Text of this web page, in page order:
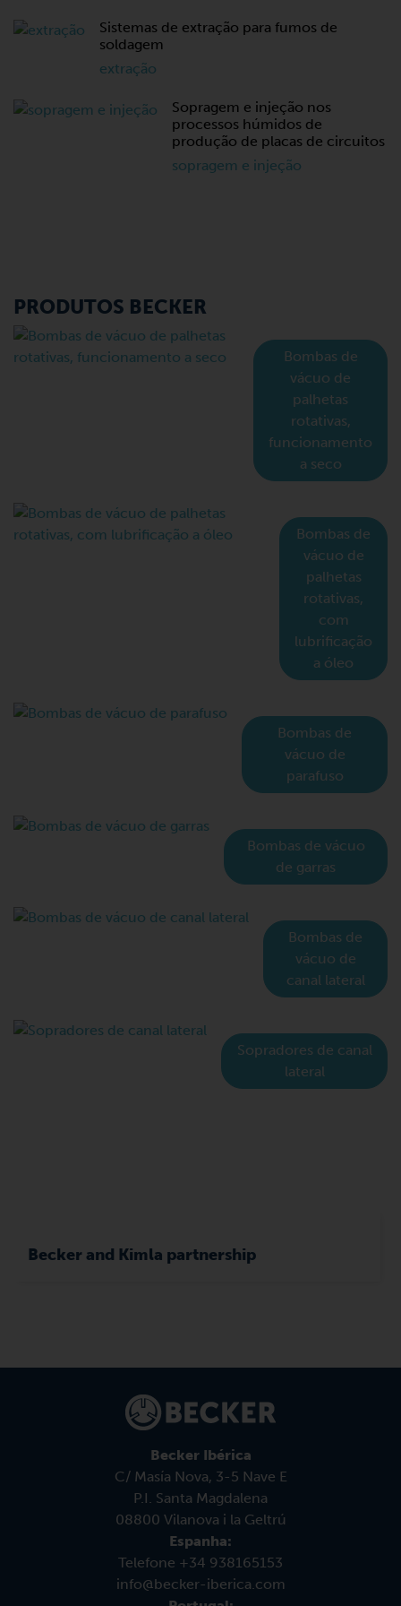
Sistemas de extração para fumos de
soldagem
extração
Sopragem e injeção nos
processos húmidos de
produção de placas de circuitos
sopragem e injeção
PRODUTOS BECKER
Bombas de
vácuo de
palhetas
rotativas,
funcionamento
a seco
Bombas de
vácuo de
palhetas
rotativas,
com
lubrificação
a óleo
Bombas de
vácuo de
parafuso
Bombas de vácuo
de garras
Bombas de
vácuo de
canal lateral
Sopradores de canal
lateral
Becker and Kimla partnership
Becker Ibérica
C/ Masía Nova, 3-5 Nave E
P.I. Santa Magdalena
08800 Vilanova i la Geltrú
Espanha:
Telefone +34 938165153
info@becker-iberica.com